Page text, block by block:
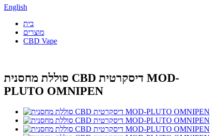
English
בית
מוצרים
CBD Vape
סוללת מחסנית CBD דיסקרטית MOD-
PLUTO OMNIPEN